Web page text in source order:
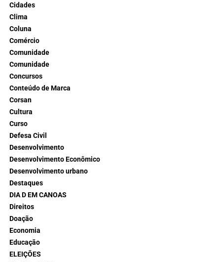
Cidades
Clima
Coluna
Comércio
Comunidade
Comunidade
Concursos
Conteúdo de Marca
Corsan
Cultura
Curso
Defesa Civil
Desenvolvimento
Desenvolvimento Econômico
Desenvolvimento urbano
Destaques
DIA D EM CANOAS
Direitos
Doação
Economia
Educação
ELEIÇÕES